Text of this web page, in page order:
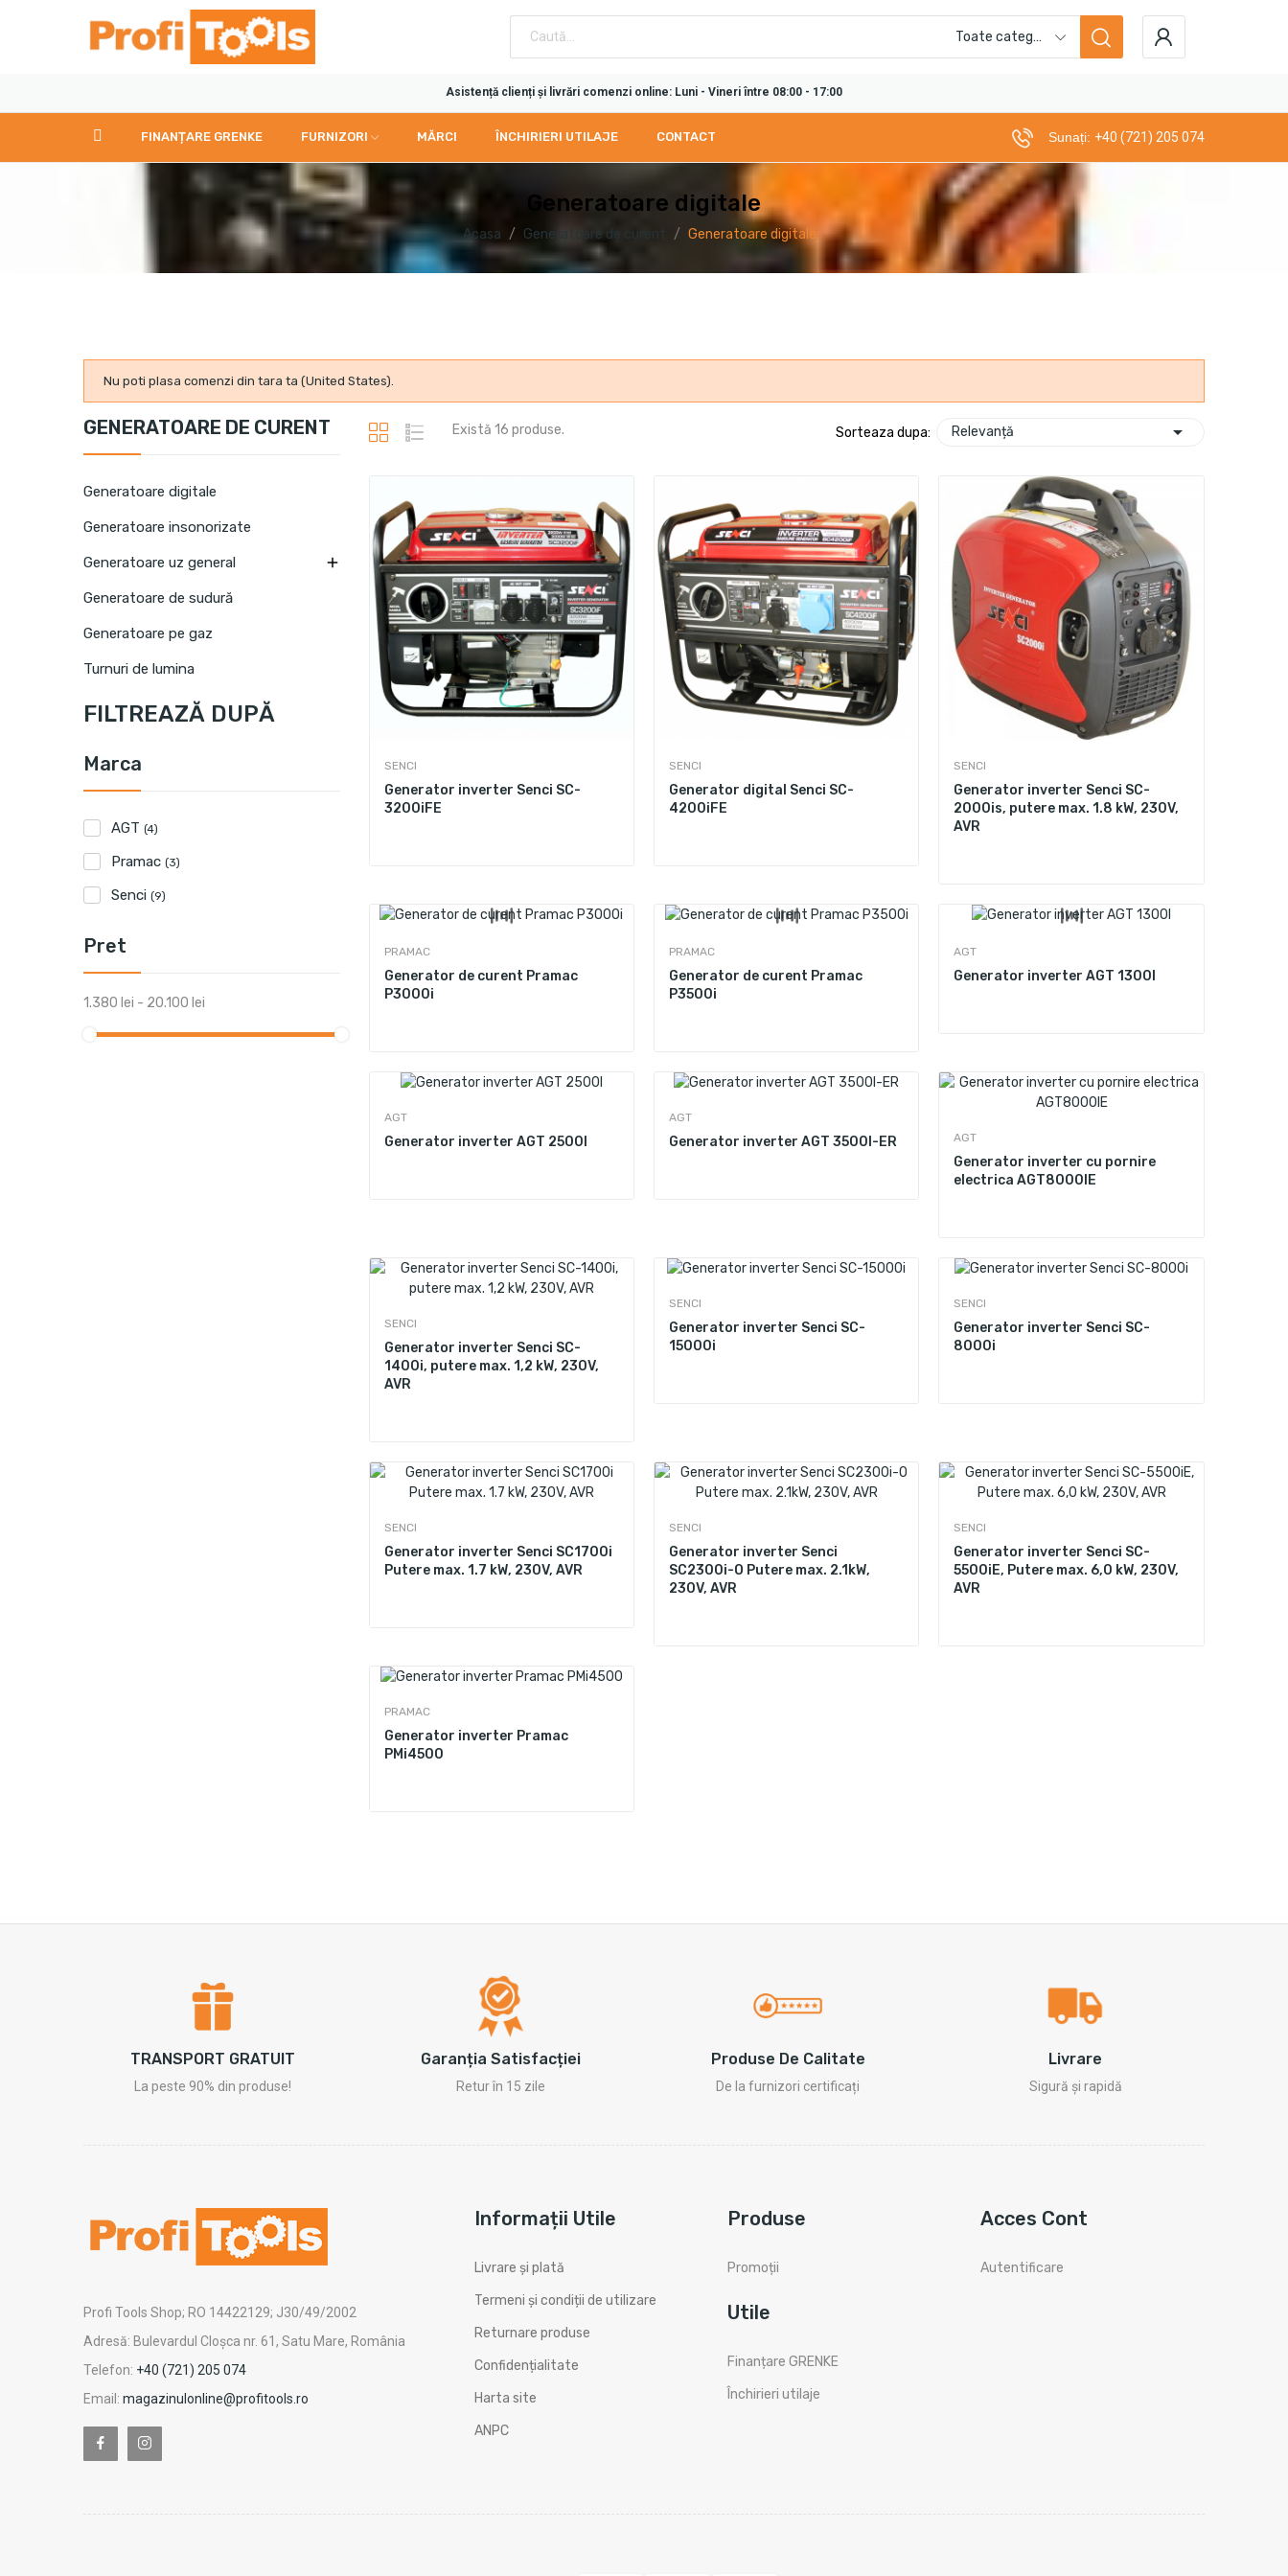
Toate categoriile
Asistență clienți și livrări comenzi online: Luni - Vineri între 08:00 - 17:00
FINANȚARE GRENKE FURNIZORI MĂRCI ÎNCHIRIERI UTILAJE CONTACT Sunați: +40 (721) 205 074
Generatoare digitale
Acasa Generatoare de curent Generatoare digitale
Nu poti plasa comenzi din tara ta (United States).
GENERATOARE DE CURENT
Generatoare digitale
Generatoare insonorizate
Generatoare uz general 
Generatoare de sudură
Generatoare pe gaz
Turnuri de lumina
FILTREAZĂ DUPĂ
Marca
AGT (4)
Pramac (3)
Senci (9)
Pret
1.380 lei - 20.100 lei
Există 16 produse. Sorteaza dupa: Relevanță 
SENCI
Generator inverter Senci SC-
3200iFE
SENCI
Generator digital Senci SC-
4200iFE
SENCI
Generator inverter Senci SC-
2000is, putere max. 1.8 kW, 230V,
AVR
PRAMAC
Generator de curent Pramac
P3000i
PRAMAC
Generator de curent Pramac
P3500i
AGT
Generator inverter AGT 1300I
AGT
Generator inverter AGT 2500I
AGT
Generator inverter AGT 3500I-ER AGT
Generator inverter cu pornire
electrica AGT8000IE
SENCI
Generator inverter Senci SC-
1400i, putere max. 1,2 kW, 230V,
AVR
SENCI
Generator inverter Senci SC-
15000i
SENCI
Generator inverter Senci SC-
8000i
SENCI
Generator inverter Senci SC1700i
Putere max. 1.7 kW, 230V, AVR
SENCI
Generator inverter Senci
SC2300i-O Putere max. 2.1kW,
230V, AVR
SENCI
Generator inverter Senci SC-
5500iE, Putere max. 6,0 kW, 230V,
AVR
PRAMAC
Generator inverter Pramac
PMi4500
TRANSPORT GRATUIT
La peste 90% din produse!
Garanția Satisfacției
Retur în 15 zile
Produse De Calitate
De la furnizori certificați
Livrare
Sigură și rapidă
Profi Tools Shop; RO 14422129; J30/49/2002
Adresă: Bulevardul Cloșca nr. 61, Satu Mare, România
Telefon: +40 (721) 205 074
Email: magazinulonline@profitools.ro
Informații Utile
Livrare și plată
Termeni și condiții de utilizare
Returnare produse
Confidențialitate
Harta site
ANPC
Produse
Promoții
Utile
Finanțare GRENKE
Închirieri utilaje
Acces Cont
Autentificare